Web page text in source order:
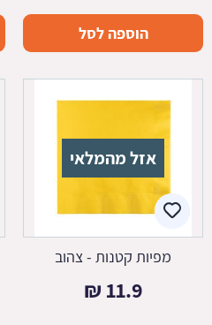
הוספה לסל
אזל מהמלאי
מפיות קטנות - צהוב
11.9
₪